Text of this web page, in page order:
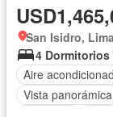
San Isidro, Lima
4 Dormitorios
Aire
Vista panorámica